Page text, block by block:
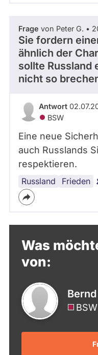
Frage von Peter G. •
Sie fordern
ähnlich der
sollte Russland
nicht so
Antwort
BSW
Eine neue
auch Russlands
respektieren.
Russland Frieden
Was
von:
BSW